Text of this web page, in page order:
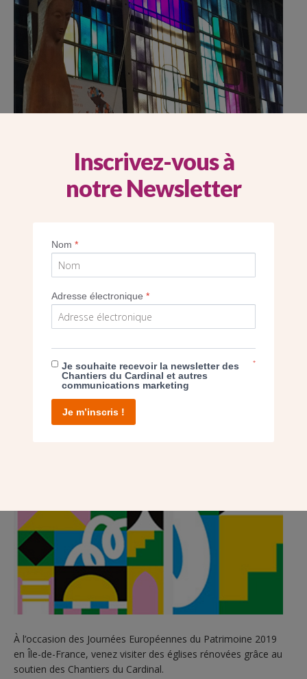
mur de l’église Saint-Paul-de-la-vallée-aux-renards à
JOURNÉES DU PATRIMOINE : DÉCOUVREZ
DES ÉGLISES EN ÎLE-DE-FRANCE
À l’occasion des Journées Européennes du Patrimoine 2019
en Île-de-France, venez visiter des églises rénovées grâce au
soutien des Chantiers du Cardinal.
Inscrivez-vous à
notre Newsletter
Nom*
Adresse électronique*
Je souhaite recevoir la newsletter des
Chantiers du Cardinal et autres
communications marketing
*
Je m’inscris !